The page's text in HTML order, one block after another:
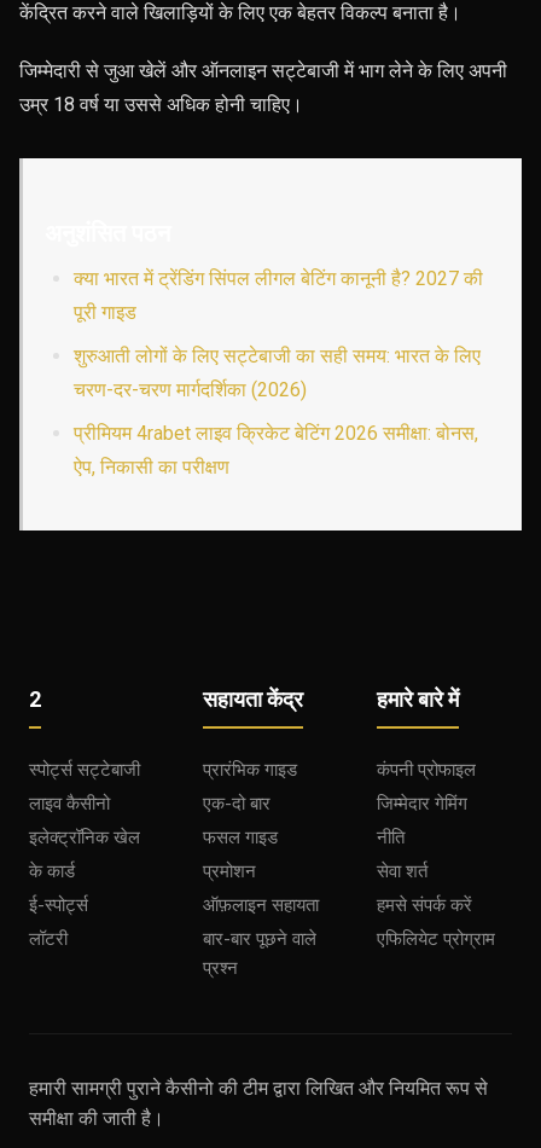
केंद्रित करने वाले खिलाड़ियों के लिए एक बेहतर विकल्प बनाता है।
जिम्मेदारी से जुआ खेलें और ऑनलाइन सट्टेबाजी में भाग लेने के लिए अपनी
उम्र 18 वर्ष या उससे अधिक होनी चाहिए।
क्या भारत में ट्रेंडिंग सिंपल लीगल बेटिंग कानूनी है? 2027 की
पूरी गाइड
शुरुआती लोगों के लिए सट्टेबाजी का सही समय: भारत के लिए
चरण-दर-चरण मार्गदर्शिका (2026)
प्रीमियम 4rabet लाइव क्रिकेट बेटिंग 2026 समीक्षा: बोनस,
ऐप, निकासी का परीक्षण
2
स्पोर्ट्स सट्टेबाजी
लाइव कैसीनो
इलेक्ट्रॉनिक खेल
के कार्ड
ई-स्पोर्ट्स
लॉटरी
सहायता केंद्र
प्रारंभिक गाइड
एक-दो बार
फसल गाइड
प्रमोशन
ऑफ़लाइन सहायता
बार-बार पूछने वाले
प्रश्न
हमारे बारे में
कंपनी प्रोफाइल
जिम्मेदार गेमिंग
नीति
सेवा शर्त
हमसे संपर्क करें
एफिलियेट प्रोग्राम
हमारी सामग्री पुराने कैसीनो की टीम द्वारा लिखित और नियमित रूप से
समीक्षा की जाती है।